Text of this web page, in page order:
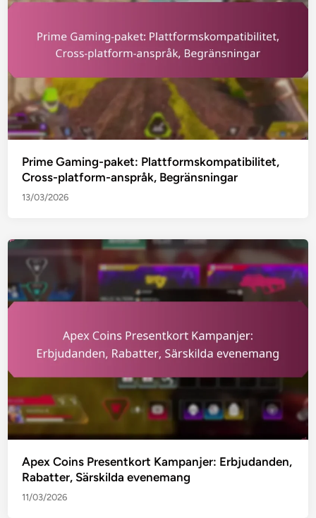
Prime Gaming-paket: Plattformskompatibilitet,
Cross-platform-anspråk, Begränsningar
13/03/2026
Apex Coins Presentkort Kampanjer: Erbjudanden,
Rabatter, Särskilda evenemang
11/03/2026